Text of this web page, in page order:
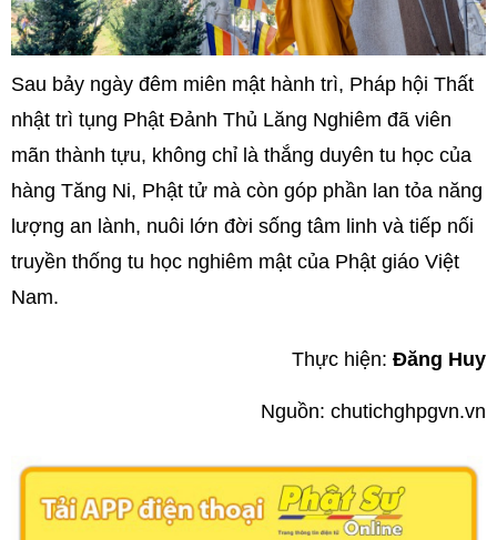
Sau bảy ngày đêm miên mật hành trì, Pháp hội Thất
nhật trì tụng Phật Đảnh Thủ Lăng Nghiêm đã viên
mãn thành tựu, không chỉ là thắng duyên tu học của
hàng Tăng Ni, Phật tử mà còn góp phần lan tỏa năng
lượng an lành, nuôi lớn đời sống tâm linh và tiếp nối
truyền thống tu học nghiêm mật của Phật giáo Việt
Nam.
Thực hiện: Đăng Huy
Nguồn: chutichghpgvn.vn